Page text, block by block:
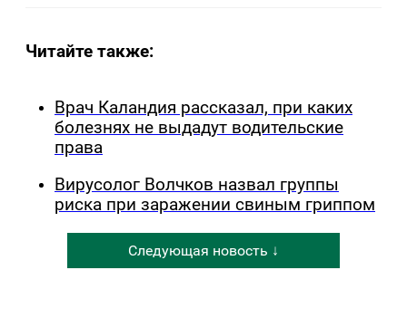
Читайте также:
Врач Каландия рассказал, при каких
болезнях не выдадут водительские
права
Вирусолог Волчков назвал группы
риска при заражении свиным гриппом
Следующая новость ↓